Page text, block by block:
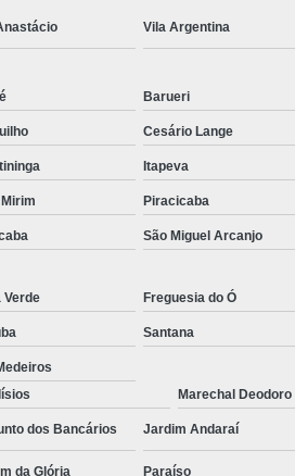
Tratamento de Bipolaridade
Tratamento para Pessoa
Tratamento para
Tratamento para
Tratamento para Transtorno de
Tratamento do Estresse Pós
Tratamento
Tratamento
Tratamento para
Tratamento para
Tratamento para Transtornos
Vila Argentina
Barueri
Cesário Lange
Itapeva
Piracicaba
São Miguel Arcanjo
Verde Freguesia do Ó
Santana
Marechal Deodoro
dos Bancários Jardim Andaraí
da Glória Paraíso